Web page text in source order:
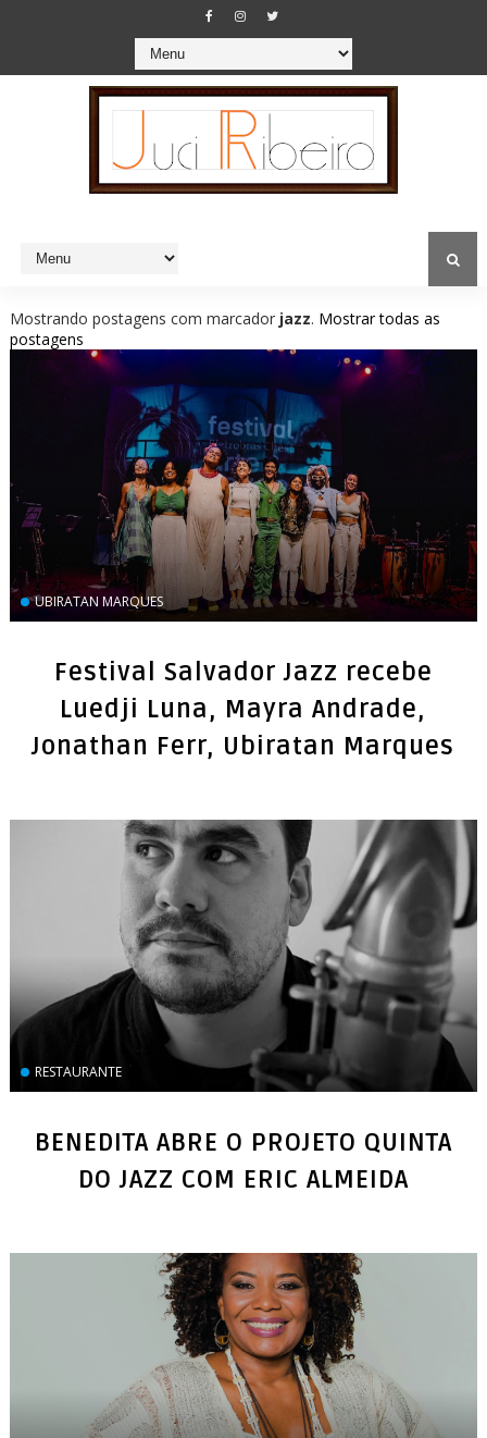
Mostrando postagens com marcador jazz. Mostrar todas as
postagens
UBIRATAN MARQUES
Festival Salvador Jazz recebe
Luedji Luna, Mayra Andrade,
Jonathan Ferr, Ubiratan Marques
RESTAURANTE
BENEDITA ABRE O PROJETO QUINTA
DO JAZZ COM ERIC ALMEIDA